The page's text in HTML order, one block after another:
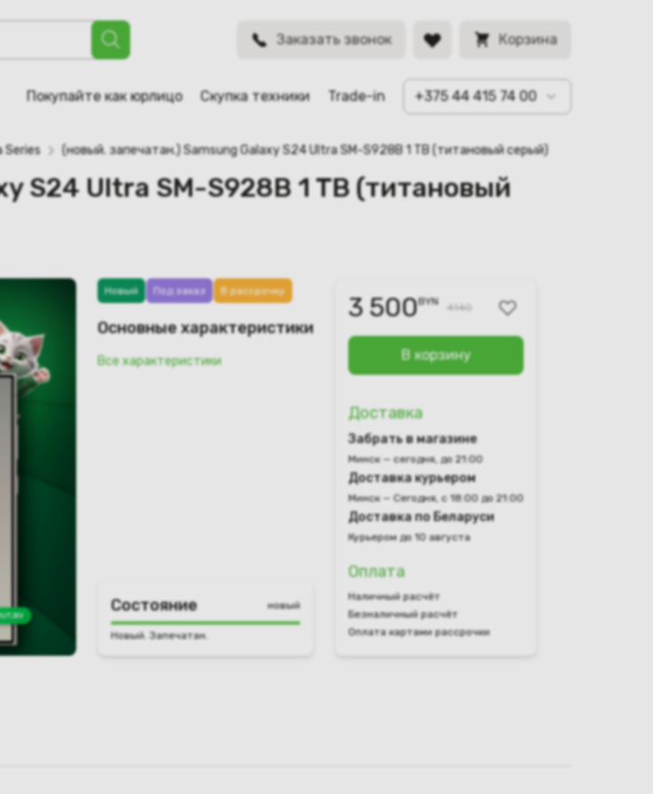
Заказать звонок Корзина
Покупайте как юрлицо Скупка техники Trade-in +375 44 415 74 00
1 TB (титановый серый)
Series (новый. запечатан.) Samsung Galaxy S24 Ultra SM-S928B 1 TB (титановый серый)
S24 Ultra SM-S928B 1 TB (титановый
Новый Под заказ В рассрочку
Основные характеристики
Все характеристики
Состояние новый
Новый. Запечатан.
3 500BYN 4140
В корзину
Доставка
Забрать в магазине
Минск — сегодня, до 21:00
Доставка курьером
Минск — Сегодня, с 18:00 до 21:00
Доставка по Беларуси
Курьером до 10 августа
Оплата
Наличный расчёт
Безналичный расчёт
Оплата картами рассрочки